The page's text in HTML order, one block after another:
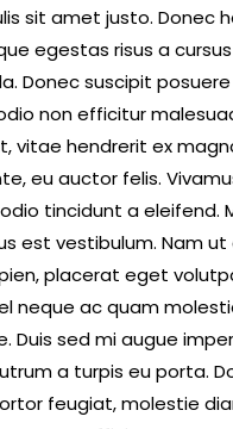
sit amet justo. Donec
egestas risus a
Donec suscipit posuere
non efficitur
vitae hendrerit ex
eu auctor felis.
tincidunt a eleifend.
est vestibulum. Nam ut
placerat eget
neque ac quam
Duis sed mi augue
a turpis eu porta.
feugiat, molestie